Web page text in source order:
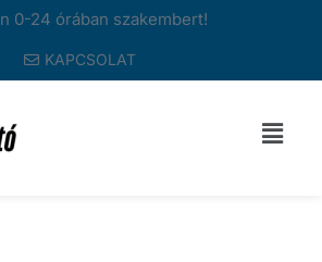
0-24 órában szakembert!
KAPCSOLAT